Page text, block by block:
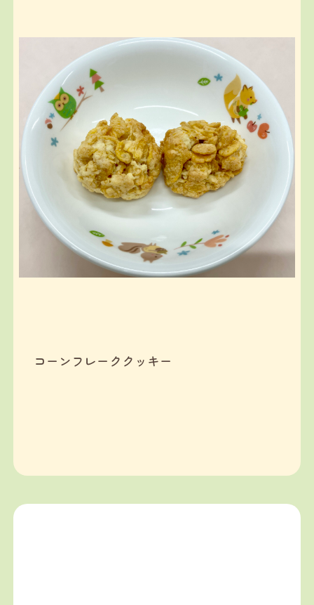
コーンフレーククッキー